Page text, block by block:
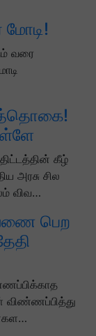
மோடி!
வரை
கீழ்
அரசு சில
விவ…
பெற
விண்ணப்பித்து